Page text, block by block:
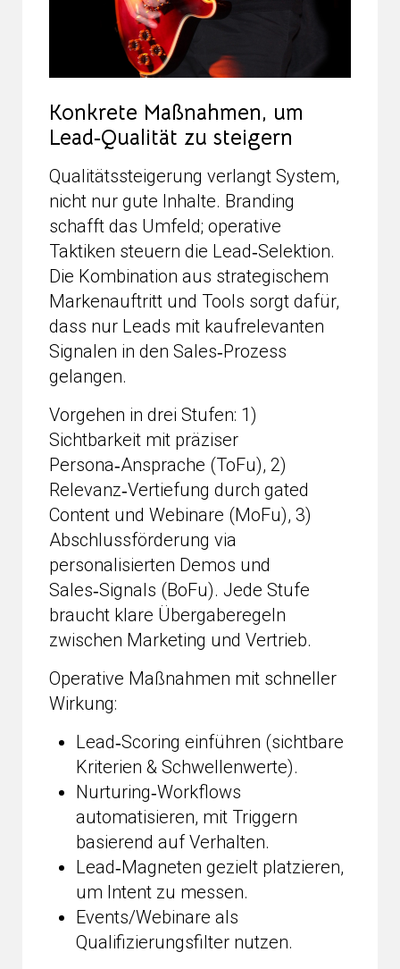
Konkrete Maßnahmen, um
Lead‑Qualität zu steigern
Qualitätssteigerung verlangt System,
nicht nur gute Inhalte. Branding
schafft das Umfeld; operative
Taktiken steuern die Lead‑Selektion.
Die Kombination aus strategischem
Markenauftritt und Tools sorgt dafür,
dass nur Leads mit kaufrelevanten
Signalen in den Sales‑Prozess
gelangen.
Vorgehen in drei Stufen: 1)
Sichtbarkeit mit präziser
Persona‑Ansprache (ToFu), 2)
Relevanz‑Vertiefung durch gated
Content und Webinare (MoFu), 3)
Abschlussförderung via
personalisierten Demos und
Sales‑Signals (BoFu). Jede Stufe
braucht klare Übergaberegeln
zwischen Marketing und Vertrieb.
Operative Maßnahmen mit schneller
Wirkung:
Lead‑Scoring einführen (sichtbare
Kriterien & Schwellenwerte).
Nurturing‑Workflows
automatisieren, mit Triggern
basierend auf Verhalten.
Lead‑Magneten gezielt platzieren,
um Intent zu messen.
Events/Webinare als
Qualifizierungsfilter nutzen.